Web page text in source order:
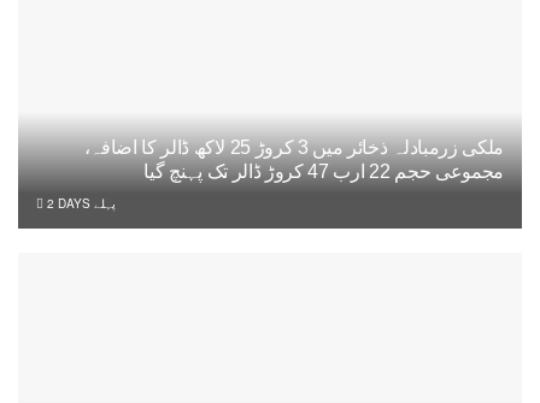
ملکی زرمبادلہ ذخائر میں 3 کروڑ 25 لاکھ ڈالر کا اضافہ،
مجموعی حجم 22 ارب 47 کروڑ ڈالر تک پہنچ گیا
2 DAYS پہلے